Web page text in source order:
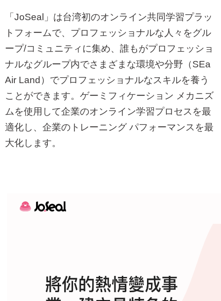
「 JoSeal 」は台湾初のオンライン共同学習プラッ
トフォームで、プロフェッショナルな人々をグル
ープ/コミュニティに集め、誰もがプロフェッショ
ナルなグループ内でさまざまな環境や分野（SEa
Air Land ）でプロフェッショナルなスキルを養う
ことができます。ゲーミフィケーション メカニズ
ムを使用して企業のオンライン学習プロセスを最
適化し、企業のトレーニング パフォーマンスを最
大化します。